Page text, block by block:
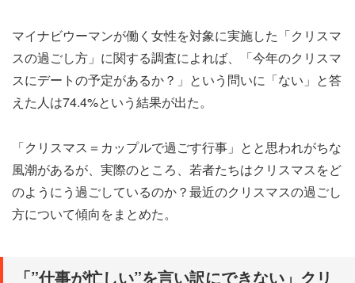
マイナビウーマンが働く女性を対象に実施した「クリスマ
スの過ごし方」に関する調査によれば、「今年のクリスマ
スにデートの予定があるか？」という問いに「ない」と答
えた人は74.4%という結果が出た。
「クリスマス＝カップルで過ごす行事」とと思われがちな
風潮があるが、実際のところ、若者たちはクリスマスをど
のようにう過ごしているのか？最近のクリスマスの過ごし
方について傾向をまとめた。
「”仕事が忙しい”を言い訳にできない」クリ